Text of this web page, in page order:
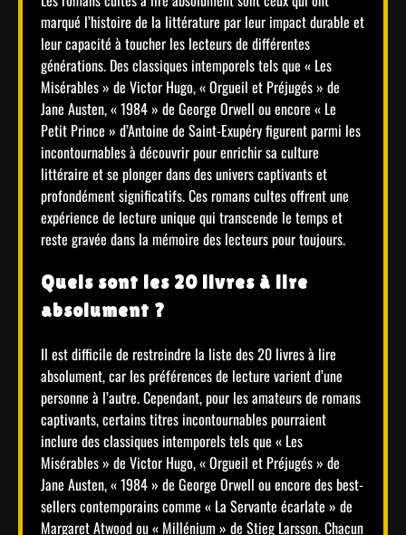
marqué l’histoire de la littérature par leur impact durable et
leur capacité à toucher les lecteurs de différentes
générations. Des classiques intemporels tels que « Les
Misérables » de Victor Hugo, « Orgueil et Préjugés » de
Jane Austen, « 1984 » de George Orwell ou encore « Le
Petit Prince » d’Antoine de Saint-Exupéry figurent parmi les
incontournables à découvrir pour enrichir sa culture
littéraire et se plonger dans des univers captivants et
profondément significatifs. Ces romans cultes offrent une
expérience de lecture unique qui transcende le temps et
reste gravée dans la mémoire des lecteurs pour toujours.
Quels sont les 20 livres à lire
absolument ?
Il est difficile de restreindre la liste des 20 livres à lire
absolument, car les préférences de lecture varient d’une
personne à l’autre. Cependant, pour les amateurs de romans
captivants, certains titres incontournables pourraient
inclure des classiques intemporels tels que « Les
Misérables » de Victor Hugo, « Orgueil et Préjugés » de
Jane Austen, « 1984 » de George Orwell ou encore des best-
sellers contemporains comme « La Servante écarlate » de
Margaret Atwood ou « Millénium » de Stieg Larsson. Chacun